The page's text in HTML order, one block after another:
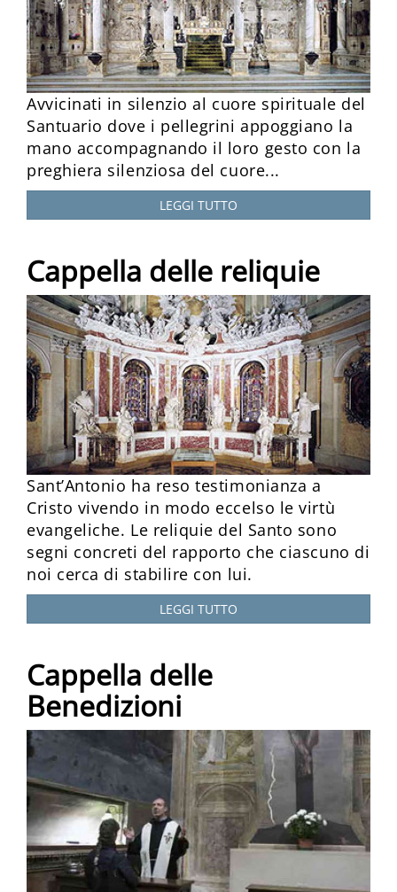
Avvicinati in silenzio al cuore spirituale del
Santuario dove i pellegrini appoggiano la
mano accompagnando il loro gesto con la
preghiera silenziosa del cuore...
LEGGI TUTTO
Cappella delle reliquie
Sant’Antonio ha reso testimonianza a
Cristo vivendo in modo eccelso le virtù
evangeliche. Le reliquie del Santo sono
segni concreti del rapporto che ciascuno di
noi cerca di stabilire con lui.
LEGGI TUTTO
Cappella delle
Benedizioni